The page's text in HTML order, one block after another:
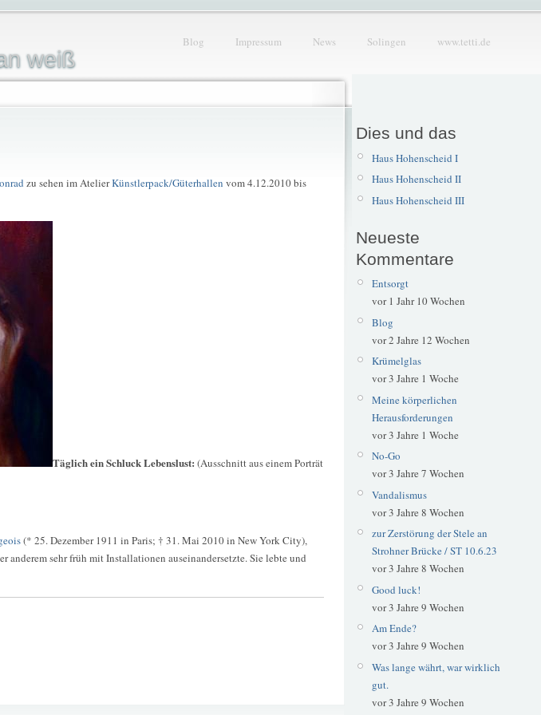
weiß
Blog Impressum News Solingen www.tetti.de
zu sehen im AtelierKünstlerpack/Güterhallen vom 4.12.2010 bis
Täglich ein Schluck Lebenslust: (Ausschnitt aus einem Porträt
(* 25. Dezember 1911 in Paris; † 31. Mai 2010 in New York City),
sehr früh mit Installationen auseinandersetzte. Sie lebte und
Dies und das
Haus Hohenscheid I
Haus Hohenscheid II
Haus Hohenscheid III
Neueste
Kommentare
Entsorgt
vor 1 Jahr 10 Wochen
Blog
vor 2 Jahre 12 Wochen
Krümelglas
vor 3 Jahre 1 Woche
Meine körperlichen
Herausforderungen
vor 3 Jahre 1 Woche
No-Go
vor 3 Jahre 7 Wochen
Vandalismus
vor 3 Jahre 8 Wochen
zur Zerstörung der Stele an
Strohner Brücke / ST 10.6.23
vor 3 Jahre 8 Wochen
Good luck!
vor 3 Jahre 9 Wochen
Am Ende?
vor 3 Jahre 9 Wochen
Was lange währt, war wirklich
gut.
vor 3 Jahre 9 Wochen